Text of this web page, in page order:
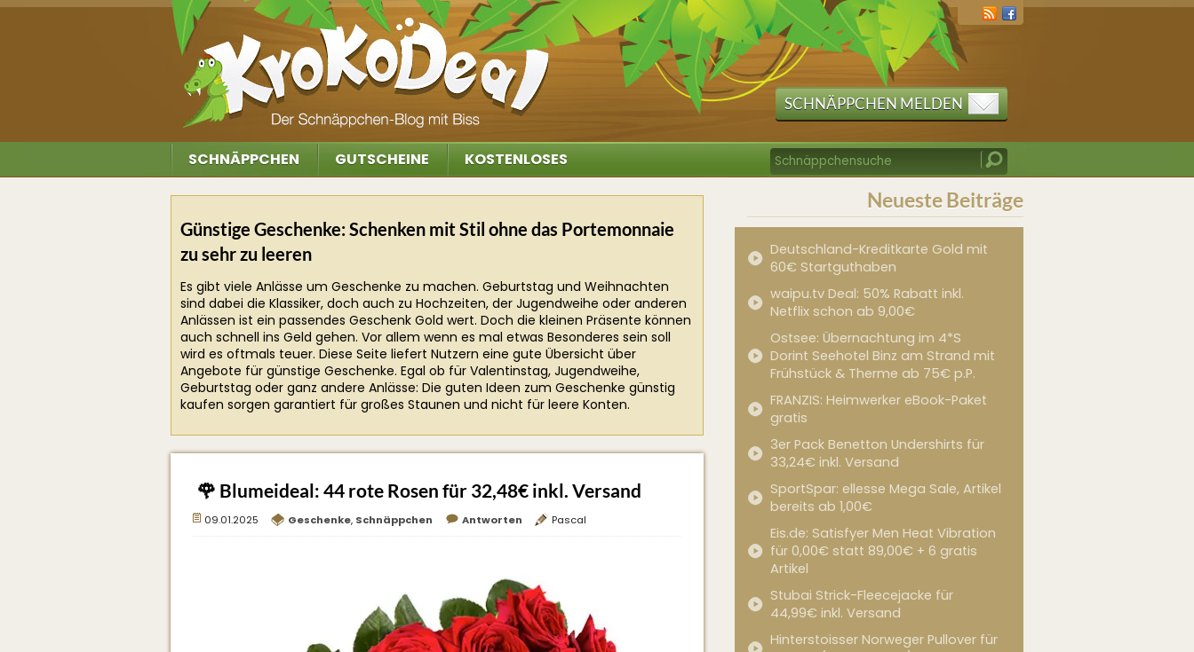
SCHNÄPPCHEN MELDEN
SCHNÄPPCHEN GUTSCHEINE KOSTENLOSES
Günstige Geschenke: Schenken mit Stil ohne das Portemonnaie
zu sehr zu leeren
Es gibt viele Anlässe um Geschenke zu machen. Geburtstag und Weihnachten
sind dabei die Klassiker, doch auch zu Hochzeiten, der Jugendweihe oder anderen
Anlässen ist ein passendes Geschenk Gold wert. Doch die kleinen Präsente können
auch schnell ins Geld gehen. Vor allem wenn es mal etwas Besonderes sein soll
wird es oftmals teuer. Diese Seite liefert Nutzern eine gute Übersicht über
Angebote für günstige Geschenke. Egal ob für Valentinstag, Jugendweihe,
Geburtstag oder ganz andere Anlässe: Die guten Ideen zum Geschenke günstig
kaufen sorgen garantiert für großes Staunen und nicht für leere Konten.
🌹 Blumeideal: 44 rote Rosen für 32,48€ inkl. Versand
09.01.2025 Geschenke, Schnäppchen Antworten Pascal
Neueste Beiträge
Deutschland-Kreditkarte Gold mit
60€ Startguthaben
waipu.tv Deal: 50% Rabatt inkl.
Netflix schon ab 9,00€
Ostsee: Übernachtung im 4*S
Dorint Seehotel Binz am Strand mit
Frühstück & Therme ab 75€ p.P.
FRANZIS: Heimwerker eBook-Paket
gratis
3er Pack Benetton Undershirts für
33,24€ inkl. Versand
SportSpar: ellesse Mega Sale, Artikel
bereits ab 1,00€
Eis.de: Satisfyer Men Heat Vibration
für 0,00€ statt 89,00€ + 6 gratis
Artikel
Stubai Strick-Fleecejacke für
44,99€ inkl. Versand
Hinterstoisser Norweger Pullover für